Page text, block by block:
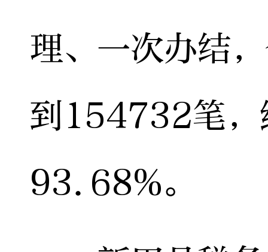
理、一次办结
到154732笔，
93.68%。